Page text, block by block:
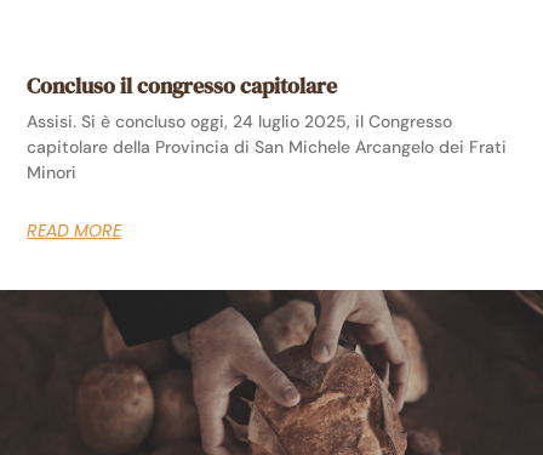
Concluso il congresso capitolare
Assisi. Si è concluso oggi, 24 luglio 2025, il Congresso
capitolare della Provincia di San Michele Arcangelo dei Frati
Minori
READ MORE